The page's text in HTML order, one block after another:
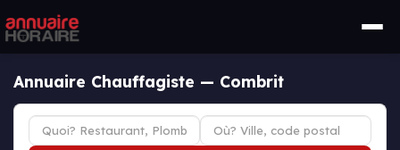
Annuaire Chauffagiste — Combrit